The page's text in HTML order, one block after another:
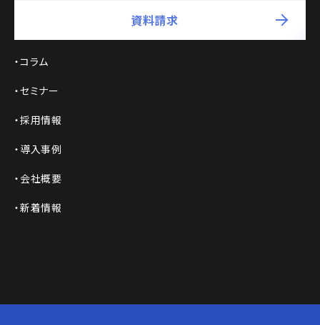
資料請求
コラム
セミナー
採用情報
導入事例
会社概要
新着情報